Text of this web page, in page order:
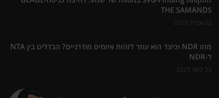
THE SAMANDS
22 אפריל 2025
מהו NDR וכיצד הוא עוזר לזהות איומים מודרניים? הבדלים בין NTA
ל-NDR
23 ינואר 2025